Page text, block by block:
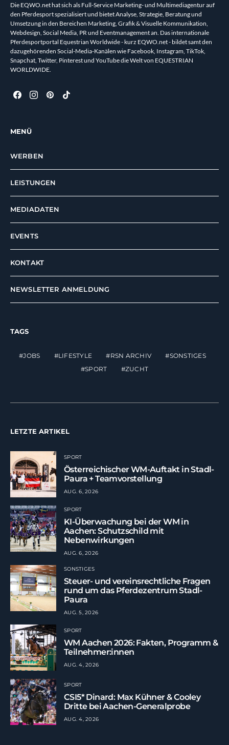
Die EQWO.net hat sich als Full-Service Marketing- und Multimediagentur auf
den Pferdesport spezialisiert und bietet Analyse, Strategie, Beratung und
Umsetzung in den Bereichen Marketing, Grafik & Visuelle Kommunikation,
Webdesign, Social Media, PR und Eventmanagement an. Das internationale
Pferdesportportal Equestrian Worldwide - kurz EQWO.net - bildet samt den
dazugehörenden Social-Media-Kanälen wie Facebook, Instagram, TikTok,
Snapchat, Twitter, Pinterest und YouTube die Welt von EQUESTRIAN
WORLDWIDE.
MENÜ
WERBEN
LEISTUNGEN
MEDIADATEN
EVENTS
KONTAKT
NEWSLETTER ANMELDUNG
TAGS
JOBS LIFESTYLE RSN ARCHIV
SONSTIGES
SPORT
ZUCHT
LETZTE ARTIKEL
SPORT
Österreichischer WM-Auftakt in Stadl-
Paura + Teamvorstellung
AUG. 6, 2026
SPORT
KI-Überwachung bei der WM in
Aachen: Schutzschild mit
Nebenwirkungen
AUG. 6, 2026
SONSTIGES
Steuer- und vereinsrechtliche Fragen
rund um das Pferdezentrum Stadl-
Paura
AUG. 5, 2026
SPORT
WM Aachen 2026: Fakten, Programm &
Teilnehmer:innen
AUG. 4, 2026
SPORT
CSI5* Dinard: Max Kühner & Cooley
Dritte bei Aachen-Generalprobe
AUG. 4, 2026